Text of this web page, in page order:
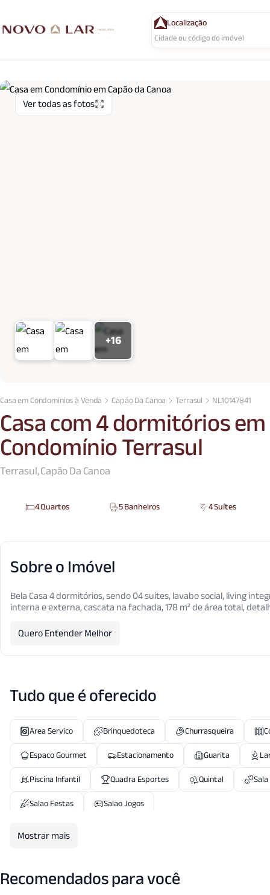
Localização
Ver todas as fotos
+16
Casa em Condomínios à Venda Capão Da Canoa Terrasul NL10147841
Casa com 4 dormitórios em
Condomínio Terrasul
Terrasul, Capão Da Canoa
4 Quartos 5 Banheiros 4 Suítes
Sobre o Imóvel
Bela Casa 4 dormitórios, sendo 04 suítes, lavabo social, living
interna e externa, cascata na fachada, 178 m² de área total,
Quero Entender Melhor
Tudo que é oferecido
Area Servico Brinquedoteca Churrasqueira
Espaco Gourmet
Estacionamento Guarita
Piscina Infantil
Quadra Esportes Quintal
Salao Festas
Salao Jogos
Mostrar mais
Recomendados para você